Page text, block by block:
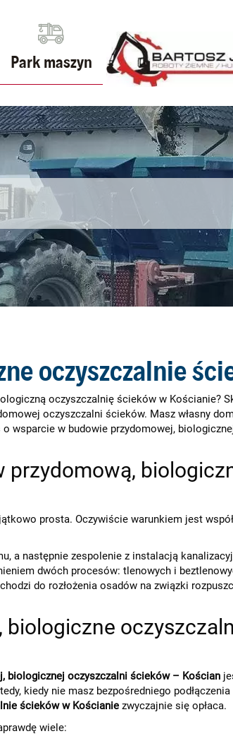
Park maszyn
oczyszczalnie
oczyszczalnię ścieków w Kościanie?
oczyszczalni ścieków. Masz własny
wsparcie w budowie przydomowej,
prosta. Oczywiście warunkiem jest
a następnie zespolenie z instalacją
dwóch procesów: tlenowych i
do rozłożenia osadów na związki
biologicznej oczyszczalni ścieków – Kościan
kiedy nie masz bezpośredniego
ścieków w Kościanie zwyczajnie się opłaca.
wiele: